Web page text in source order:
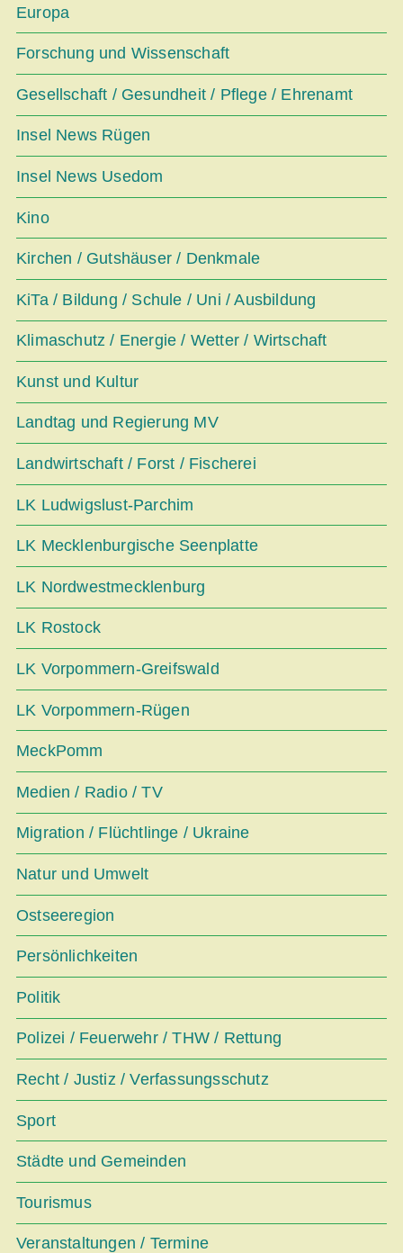
Europa
Forschung und Wissenschaft
Gesellschaft / Gesundheit / Pflege / Ehrenamt
Insel News Rügen
Insel News Usedom
Kino
Kirchen / Gutshäuser / Denkmale
KiTa / Bildung / Schule / Uni / Ausbildung
Klimaschutz / Energie / Wetter / Wirtschaft
Kunst und Kultur
Landtag und Regierung MV
Landwirtschaft / Forst / Fischerei
LK Ludwigslust-Parchim
LK Mecklenburgische Seenplatte
LK Nordwestmecklenburg
LK Rostock
LK Vorpommern-Greifswald
LK Vorpommern-Rügen
MeckPomm
Medien / Radio / TV
Migration / Flüchtlinge / Ukraine
Natur und Umwelt
Ostseeregion
Persönlichkeiten
Politik
Polizei / Feuerwehr / THW / Rettung
Recht / Justiz / Verfassungsschutz
Sport
Städte und Gemeinden
Tourismus
Veranstaltungen / Termine